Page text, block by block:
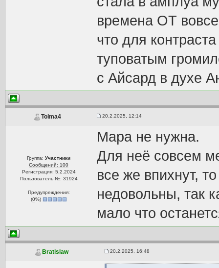
времена ОТ
что для
туповатым
с Айсард в духе
Tolma4 20.2.2025, 12:14
Группа:Участники
Сообщений: 100
Регистрация: 5.2.2024
Пользователь №: 31924
Предупреждения:
(0%)
Мара не нужна.
Для неё совсем
все же впихнут,
недовольны, так
мало что
Bratislaw 20.2.2025, 16:48